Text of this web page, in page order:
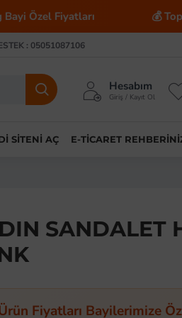
Fiyatları 💰 Toptan
: 05051087106
Hesabım
Giriş / Kayıt Ol
SITENI AÇ E-TICARET
SANDALET
Fiyatları Bayilerimize